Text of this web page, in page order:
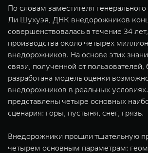
По словам заместителя
Ли Шухуэя, ДНК внедорожников
совершенствовалась в течение 34
производства около четырех
внедорожников. На основе этих
связи, полученной от пользователей,
разработана модель оценки
внедорожников в реальных
представлены четыре основных
сценария: горы, пустыня, снег, грязь.
Внедорожники прошли тщательную
четырем основным параметрам: